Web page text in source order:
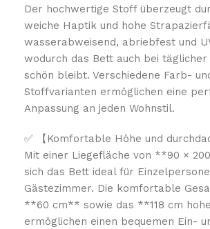
Der hochwertige Stoff überzeugt
weiche Haptik und hohe
wasserabweisend, abriebfest und
wodurch das Bett auch bei täglicher
schön bleibt. Verschiedene Farb-
Stoffvarianten ermöglichen eine
Anpassung an jeden Wohnstil.
✅ 【Komfortable Höhe und
Mit einer Liegefläche von **90 ×
sich das Bett ideal für
Gästezimmer. Die komfortable
**60 cm** sowie das **118 cm
ermöglichen einen bequemen Ein-